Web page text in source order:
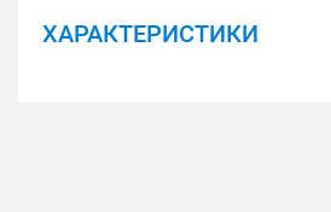
ХАРАКТЕРИСТИКИ